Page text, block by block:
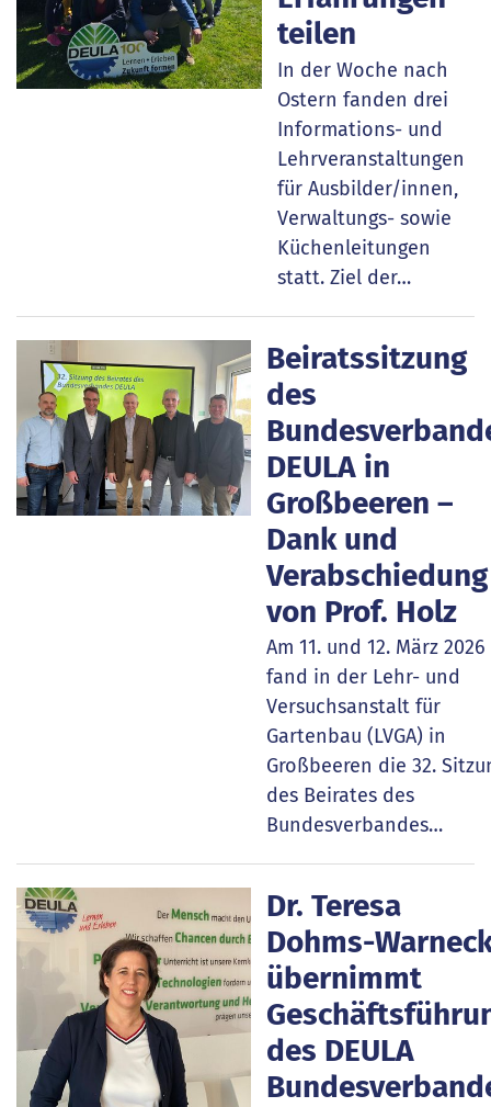
teilen
In der Woche nach
Ostern fanden drei
Informations- und
Lehrveranstaltungen
für Ausbilder/innen,
Verwaltungs- sowie
Küchenleitungen
statt. Ziel der…
Beiratssitzung
des
DEULA in
Großbeeren –
Dank und
Verabschiedung
von Prof. Holz
Am 11. und 12. März 2026
fand in der Lehr- und
Versuchsanstalt für
Gartenbau (LVGA) in
Großbeeren die 32.
des Beirates des
Bundesverbandes…
Dr. Teresa
Dohms-
übernimmt
des DEULA